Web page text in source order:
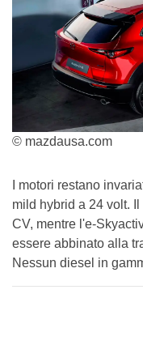
© mazdausa.com
I motori restano
mild hybrid a 24 volt.
CV, mentre l'e-
essere abbinato alla
Nessun diesel in